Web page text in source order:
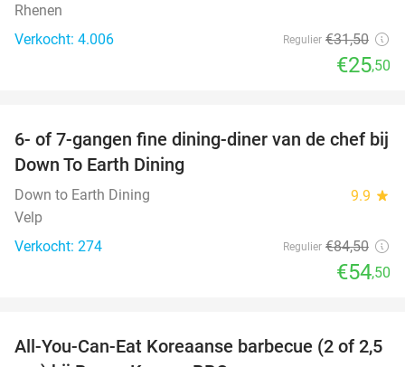
Rhenen
Verkocht: 4.006
Regulier €31,50
€25,50
36%
6- of 7-gangen fine dining-diner van de chef bij
Down To Earth Dining
Down to Earth Dining 9.9 star
Velp
Verkocht: 274
Regulier €84,50
€54,50
30%
All-You-Can-Eat Koreaanse barbecue (2 of 2,5